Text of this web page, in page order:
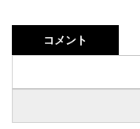
コメント